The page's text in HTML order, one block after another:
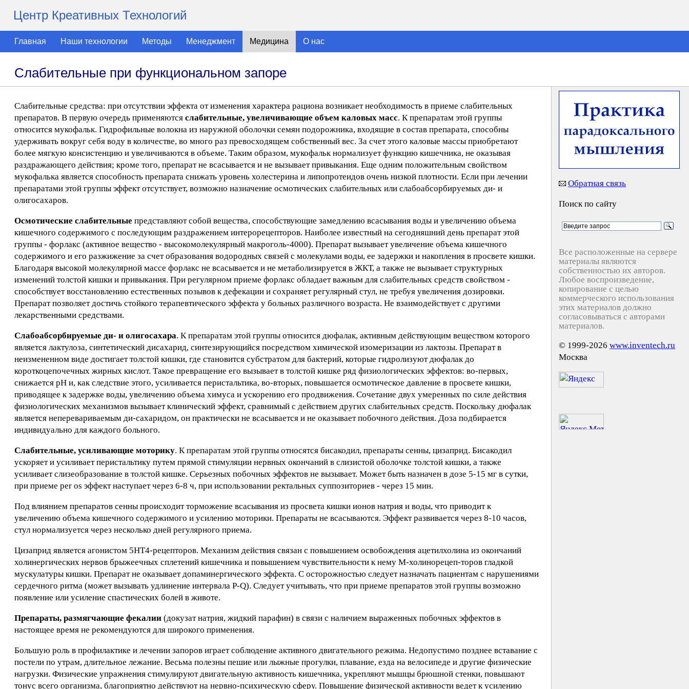
Центр Креативных Технологий
Главная Наши технологии Методы Менеджмент Медицина О нас
Слабительные при функциональном запоре
Слабительные средства: при отсутствии эффекта от изменения характера рациона возникает необходимость в приеме слабительных
препаратов. В первую очередь применяются слабительные, увеличивающие объем каловых масс. К препаратам этой группы
относится мукофальк. Гидрофильные волокна из наружной оболочки семян подорожника, входящие в состав препарата, способны
удерживать вокруг себя воду в количестве, во много раз превосходящем собственный вес. За счет этого каловые массы приобретают
более мягкую консистенцию и увеличиваются в объеме. Таким образом, мукофальк нормализует функцию кишечника, не оказывая
раздражающего действия; кроме того, препарат не всасывается и не вызывает привыкания. Еще одним положительным свойством
мукофалька является способность препарата снижать уровень холестерина и липопротеидов очень низкой плотности. Если при лечении
препаратами этой группы эффект отсутствует, возможно назначение осмотических слабительных или слабоабсорбируемых ди- и
олигосахаров.
Осмотические слабительные представляют собой вещества, способствующие замедлению всасывания воды и увеличению объема
кишечного содержимого с последующим раздражением интерорецепторов. Наиболее известный на сегодняшний день препарат этой
группы - форлакс (активное вещество - высокомолекулярный макроголь-4000). Препарат вызывает увеличение объема кишечного
содержимого и его разжижение за счет образования водородных связей с молекулами воды, ее задержки и накопления в просвете кишки.
Благодаря высокой молекулярной массе форлакс не всасывается и не метаболизируется в ЖКТ, а также не вызывает структурных
изменений толстой кишки и привыкания. При регулярном приеме форлакс обладает важным для слабительных средств свойством -
способствует восстановлению естественных позывов к дефекации и сохраняет регулярный стул, не требуя увеличения дозировки.
Препарат позволяет достичь стойкого терапевтического эффекта у больных различного возраста. Не взаимодействует с другими
лекарственными средствами.
Слабоабсорбируемые ди- и олигосахара. К препаратам этой группы относится дюфалак, активным действующим веществом которого
является лактулоза, синтетический дисахарид, синтезирующийся посредством химической изомеризации из лактозы. Препарат в
неизмененном виде достигает толстой кишки, где становится субстратом для бактерий, которые гидролизуют дюфалак до
короткоцепочечных жирных кислот. Такое превращение его вызывает в толстой кишке ряд физиологических эффектов: во-первых,
снижается рН и, как следствие этого, усиливается перистальтика, во-вторых, повышается осмотическое давление в просвете кишки,
приводящее к задержке воды, увеличению объема химуса и ускорению его продвижения. Сочетание двух умеренных по силе действия
физиологических механизмов вызывает клинический эффект, сравнимый с действием других слабительных средств. Поскольку дюфалак
является неперевариваемым ди-сахаридом, он практически не всасывается и не оказывает побочного действия. Доза подбирается
индивидуально для каждого больного.
Слабительные, усиливающие моторику. К препаратам этой группы относятся бисакодил, препараты сенны, цизаприд. Бисакодил
ускоряет и усиливает перистальтику путем прямой стимуляции нервных окончаний в слизистой оболочке толстой кишки, а также
усиливает слизеобразование в толстой кишке. Серьезных побочных эффектов не вызывает. Может быть назначен в дозе 5-15 мг в сутки,
при приеме per os эффект наступает через 6-8 ч, при использовании ректальных суппозиториев - через 15 мин.
Под влиянием препаратов сенны происходит торможение всасывания из просвета кишки ионов натрия и воды, что приводит к
увеличению объема кишечного содержимого и усилению моторики. Препараты не всасываются. Эффект развивается через 8-10 часов,
стул нормализуется через несколько дней регулярного приема.
Цизаприд является агонистом 5НТ4-рецепторов. Механизм действия связан с повышением освобождения ацетилхолина из окончаний
холинергических нервов брыжеечных сплетений кишечника и повышением чувствительности к нему М-холинорецеп-торов гладкой
мускулатуры кишки. Препарат не оказывает допаминергического эффекта. С осторожностью следует назначать пациентам с нарушениями
сердечного ритма (может вызывать удлинение интервала P-Q). Следует учитывать, что при приеме препаратов этой группы возможно
появление или усиление спастических болей в животе.
Препараты, размягчающие фекалии (докузат натрия, жидкий парафин) в связи с наличием выраженных побочных эффектов в
настоящее время не рекомендуются для широкого применения.
Большую роль в профилактике и лечении запоров играет соблюдение активного двигательного режима. Недопустимо позднее вставание с
постели по утрам, длительное лежание. Весьма полезны пешие или лыжные прогулки, плавание, езда на велосипеде и другие физические
нагрузки. Физические упражнения стимулируют двигательную активность кишечника, укрепляют мышцы брюшной стенки, повышают
тонус всего организма, благоприятно действуют на нервно-психическую сферу. Повышение физической активности ведет к усилению
Обратная связь
Поиск по сайту
Все расположенные на сервере
материалы являются
собственностью их авторов.
Любое воспроизведение,
копирование с целью
коммерческого использования
этих материалов должно
согласовываться с авторами
материалов.
© 1999-2026 www.inventech.ru
Москва